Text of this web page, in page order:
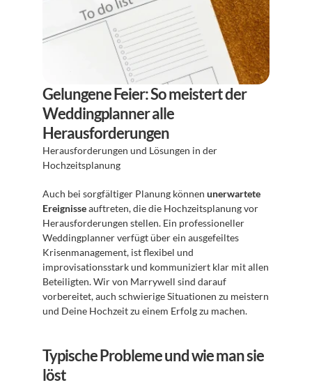
Gelungene Feier: So meistert der
Weddingplanner alle
Herausforderungen
Herausforderungen und Lösungen in der
Hochzeitsplanung
Auch bei sorgfältiger Planung können unerwartete
Ereignisse auftreten, die die Hochzeitsplanung vor
Herausforderungen stellen. Ein professioneller
Weddingplanner verfügt über ein ausgefeiltes
Krisenmanagement, ist flexibel und
improvisationsstark und kommuniziert klar mit allen
Beteiligten. Wir von Marrywell sind darauf
vorbereitet, auch schwierige Situationen zu meistern
und Deine Hochzeit zu einem Erfolg zu machen.
Typische Probleme und wie man sie
löst